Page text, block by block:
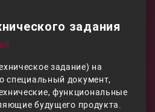
задания
задание) на
специальный документ,
функциональные
будущего продукта.